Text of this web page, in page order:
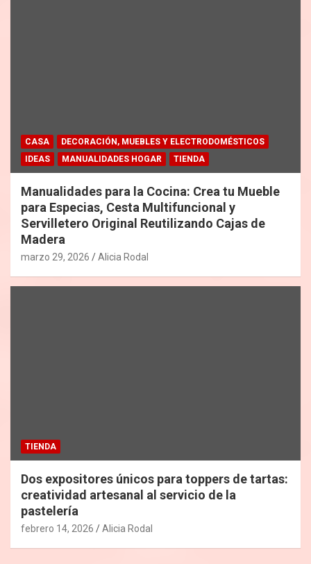
CASA
DECORACIÓN, MUEBLES Y ELECTRODOMÉSTICOS
IDEAS
MANUALIDADES HOGAR TIENDA
Manualidades para la Cocina: Crea tu Mueble
para Especias, Cesta Multifuncional y
Servilletero Original Reutilizando Cajas de
Madera
marzo 29, 2026 Alicia Rodal
TIENDA
Dos expositores únicos para toppers de tartas:
creatividad artesanal al servicio de la
pastelería
febrero 14, 2026 Alicia Rodal